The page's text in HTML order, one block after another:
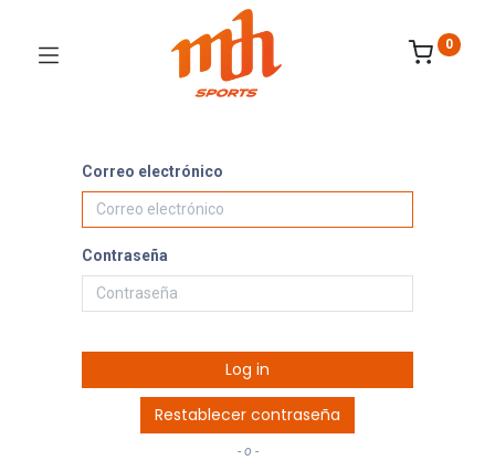
0
Correo electrónico
Contraseña
Log in
Restablecer contraseña
- o -